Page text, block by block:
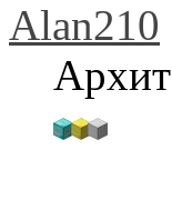
Alan210